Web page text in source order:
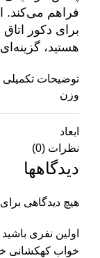
فراهم می‌کند.
برای دکور
هستید،
توضیحات تکمیلی
وزن
ابعاد
نظرات (0)
دیدگاهها
هیچ دیدگاهی
اولین نفری
خواب کهکشانی